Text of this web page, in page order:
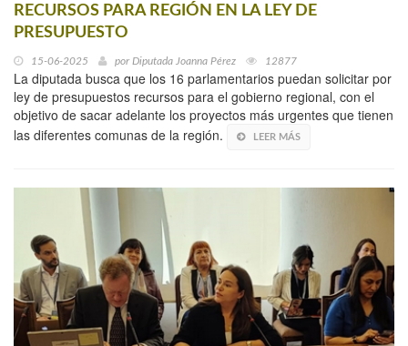
RECURSOS PARA REGIÓN EN LA LEY DE
PRESUPUESTO
15-06-2025 por Diputada Joanna Pérez 12877
La diputada busca que los 16 parlamentarios puedan solicitar por
ley de presupuestos recursos para el gobierno regional, con el
objetivo de sacar adelante los proyectos más urgentes que tienen
las diferentes comunas de la región.
LEER MÁS